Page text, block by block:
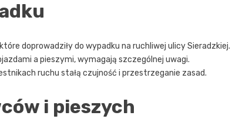
doprowadziły do wypadku na ruchliwej ulicy Sieradzkiej.
a pieszymi, wymagają szczególnej uwagi.
ruchu stałą czujność i przestrzeganie zasad.
i pieszych